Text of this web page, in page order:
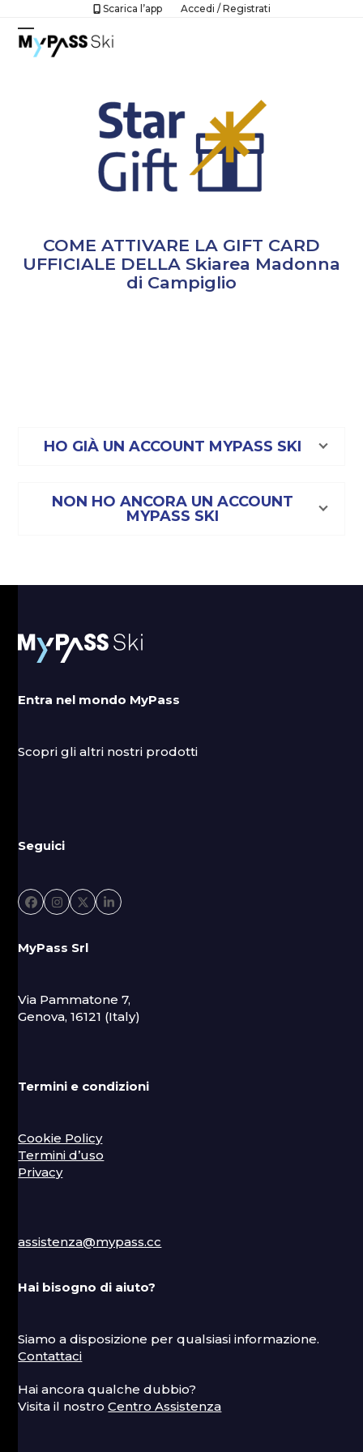
content
Scarica l’app Accedi / Registrati
Open
mobile
Close
mobile
COME ATTIVARE LA GIFT CARD
UFFICIALE DELLA Skiarea Madonna
di Campiglio
HO GIÀ UN ACCOUNT MYPASS SKI
NON HO ANCORA UN ACCOUNT
MYPASS SKI
Entra nel mondo MyPass
Scopri gli altri nostri prodotti
Seguici
Facebook
Instagram
TwitterLinkedIn
MyPass Srl
Via Pammatone 7,
Genova, 16121 (Italy)
Termini e condizioni
Cookie Policy
Termini d’uso
Privacy
assistenza@mypass.cc
Hai bisogno di aiuto?
Siamo a disposizione per qualsiasi informazione.
Contattaci
Hai ancora qualche dubbio?
Visita il nostroCentro Assistenza